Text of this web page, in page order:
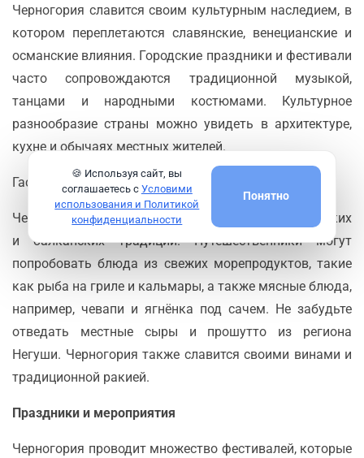
Черногория славится своим культурным наследием, в
котором переплетаются славянские, венецианские и
османские влияния. Городские праздники и фестивали
часто сопровождаются традиционной музыкой,
танцами и народными костюмами. Культурное
разнообразие страны можно увидеть в архитектуре,
кухне и обычаях местных жителей.
Гастрономия
Черногорская кухня — это смесь средиземноморских
и балканских традиций. Путешественники могут
попробовать блюда из свежих морепродуктов, такие
как рыба на гриле и кальмары, а также мясные блюда,
например, чевапи и ягнёнка под сачем. Не забудьте
отведать местные сыры и прошутто из региона
Негуши. Черногория также славится своими винами и
традиционной ракией.
Праздники и мероприятия
Черногория проводит множество фестивалей, которые
🍪 Используя сайт, вы
соглашаетесь с Условими
использования и Политикой
конфиденциальности
Понятно